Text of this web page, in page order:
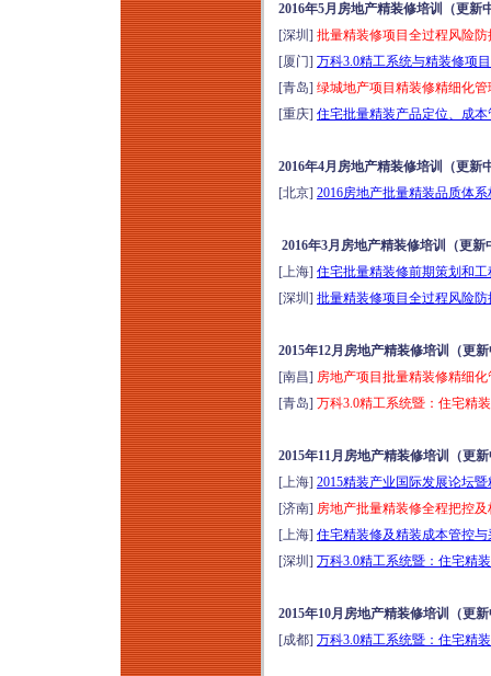
2016年5月房地产精装修培训（更新
[深圳] 批量精装修项目全过程风险
[厦门] 万科3.0精工系统与精装修项
[青岛] 绿城地产项目精装修精细化
[重庆] 住宅批量精装产品定位、成
2016年4月房地产精装修培训（更新
[北京] 2016房地产批量精装品质体
2016年3月房地产精装修培训（更新
[上海] 住宅批量精装修前期策划和
[深圳] 批量精装修项目全过程风险
2015年12月房地产精装修培训（更
[南昌] 房地产项目批量精装修精细
[青岛] 万科3.0精工系统暨：住宅精
2015年11月房地产精装修培训（更
[上海] 2015精装产业国际发展论坛
[济南] 房地产批量精装修全程把控
[上海] 住宅精装修及精装成本管控
[深圳] 万科3.0精工系统暨：住宅精
2015年10月房地产精装修培训（更
[成都] 万科3.0精工系统暨：住宅精